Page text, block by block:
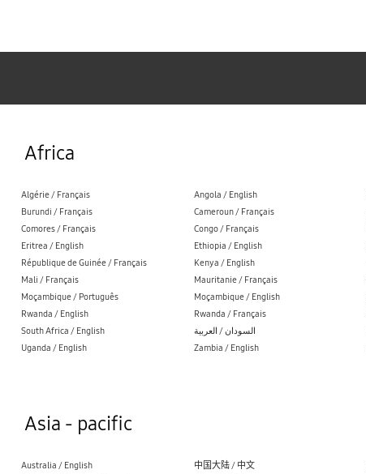
Africa
Algérie / Français Angola / English
Burundi / Français
Cameroun / Français
Comores / Français
Congo / Français
Eritrea / English
Ethiopia / English
République de Guinée / Français
Kenya / English
Mali / Français
Mauritanie / Français
Moçambique / Português
Moçambique / English
Rwanda / English
Rwanda / Français
South Africa / English
السودان / العربية
Uganda / English
Zambia / English
Asia - pacific
Australia / English 中国大陆 / 中文